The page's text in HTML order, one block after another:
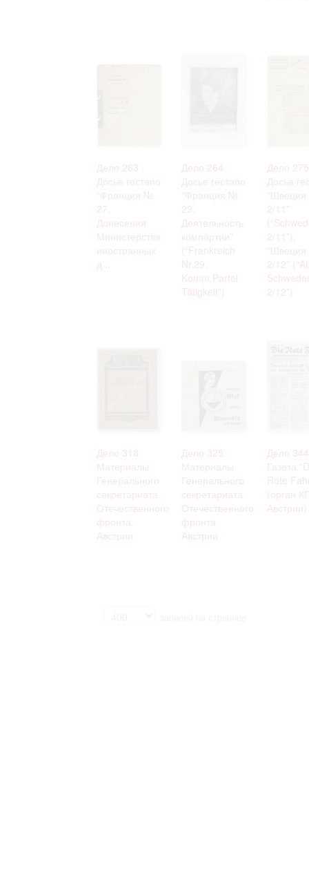
Дело 263 .
Досье гестапо
“Франция №
27.
Донесения
Министерства
иностранных
д...
Дело 264.
Досье гестапо
“Франция №
29.
Деятельность
компартии”
(“Frankreich
Nr.29.
Komm.Partei
Tätigkeit”)
Дело
Досье
“Швеция
2/11”
2/11”),
“Швеция
2/12”
2/12”)
Дело 318.
Материалы
Генерального
секретариата
Отечественного
фронта
Австрии
Дело 325.
Материалы
Генерального
секретариата
Отечественного
фронта
Австрии
Дело
Газета
Rote
(орган
Австрии)